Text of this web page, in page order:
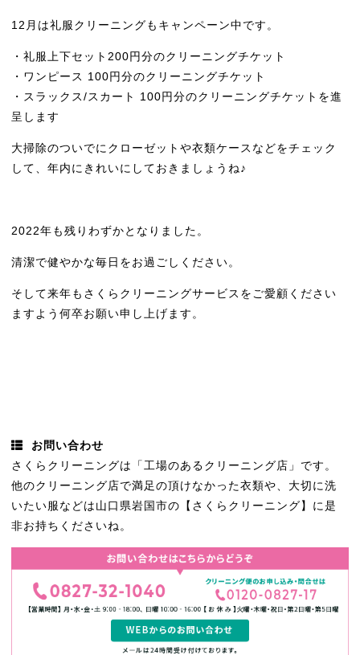
12月は礼服クリーニングもキャンペーン中です。
・礼服上下セット200円分のクリーニングチケット
・ワンピース 100円分のクリーニングチケット
・スラックス/スカート 100円分のクリーニングチケットを進
呈します
大掃除のついでにクローゼットや衣類ケースなどをチェック
して、年内にきれいにしておきましょうね♪
2022年も残りわずかとなりました。
清潔で健やかな毎日をお過ごしください。
そして来年もさくらクリーニングサービスをご愛顧ください
ますよう何卒お願い申し上げます。
お問い合わせ
さくらクリーニングは「工場のあるクリーニング店」です。
他のクリーニング店で満足の頂けなかった衣類や、大切に洗
いたい服などは山口県岩国市の【さくらクリーニング】に是
非お持ちくださいね。